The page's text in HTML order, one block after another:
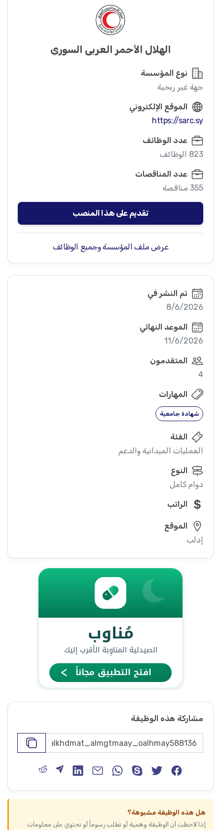
الهلال الأحمر العربي السوري
نوع المؤسسة
جهة غير ربحية
الموقع الإلكتروني
https://sarc.sy
عدد الوظائف
823 الوظائف
عدد المناقصات
355 مناقصة
تقديم على هذا المنصب
عرض ملف المؤسسة وجميع الوظائف
تم النشر في
8/6/2026
الموعد النهائي
11/6/2026
المتقدمون
4
المهارات
شهادة جامعية
الفئة
العمليات الميدانية والدعم
النوع
دوام كامل
الراتب
الموقع
إدلب
مشاركة هذه الوظيفة
هل هذه الوظيفة مشبوهة؟
إذا لاحظت أن الوظيفة وهمية أو تطلب رسوماً أو تحتوي على معلومات